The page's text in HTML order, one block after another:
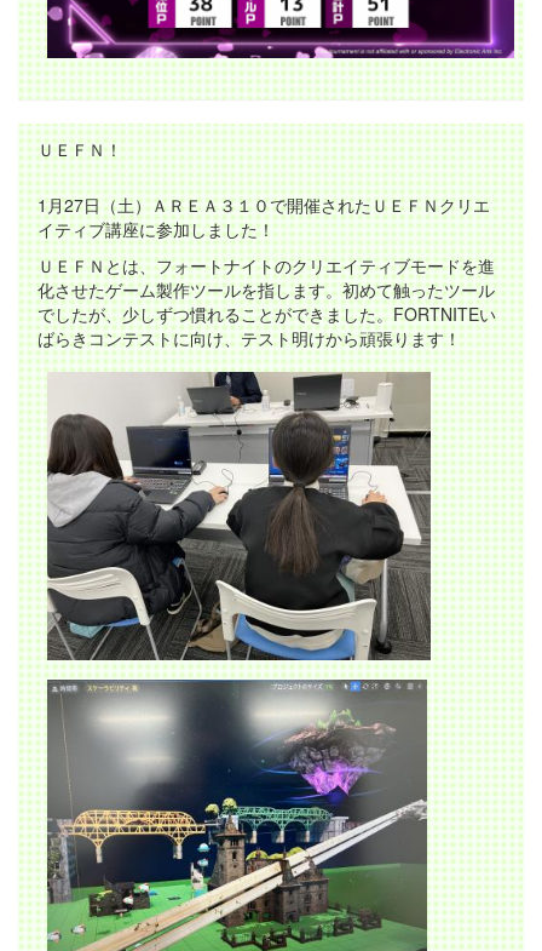
ＵＥＦＮ！
1月27日（土）ＡＲＥＡ３１０で開催されたＵＥＦＮクリエ
イティブ講座に参加しました！
ＵＥＦＮとは、フォートナイトのクリエイティブモードを進
化させたゲーム製作ツールを指します。初めて触ったツール
でしたが、少しずつ慣れることができました。FORTNITEい
ばらきコンテストに向け、テスト明けから頑張ります！